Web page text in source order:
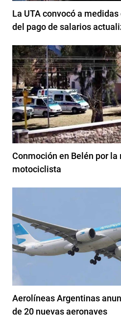
La UTA convocó a
del pago de salarios
Conmoción en Belén por la
motociclista
Aerolíneas Argentinas
de 20 nuevas aeronaves